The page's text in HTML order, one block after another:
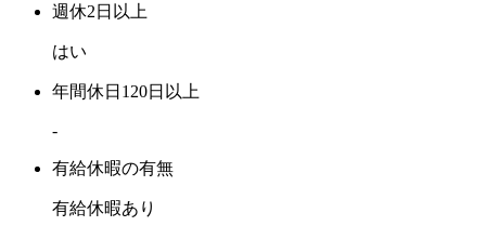
週休2日以上
はい
年間休日120日以上
-
有給休暇の有無
有給休暇あり